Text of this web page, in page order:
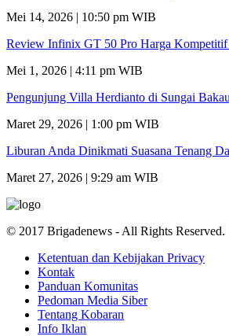
Mei 14, 2026 | 10:50 pm WIB
Review Infinix GT 50 Pro Harga Kompetitif
Mei 1, 2026 | 4:11 pm WIB
Pengunjung Villa Herdianto di Sungai
Maret 29, 2026 | 1:00 pm WIB
Liburan Anda Dinikmati Suasana Tenang
Maret 27, 2026 | 9:29 am WIB
© 2017 Brigadenews - All Rights Reserved.
Ketentuan dan Kebijakan Privacy
Kontak
Panduan Komunitas
Pedoman Media Siber
Tentang Kobaran
Info Iklan